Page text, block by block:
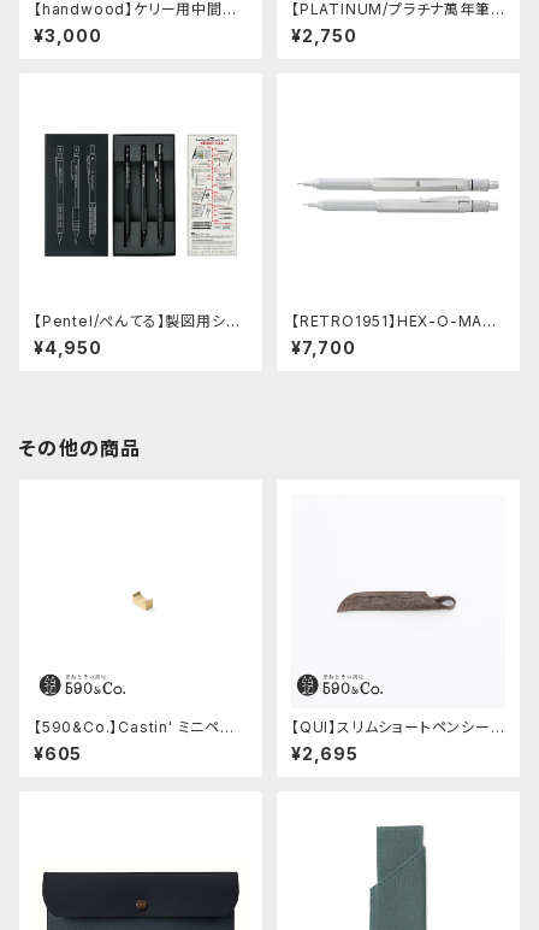
【handwood】ケリー用中間パ
ーツ/カスタムグリップ (縦溝/超
超ジュラルミン)
¥3,000
【PLATINUM/プラチナ萬年筆】
PRO-USE 241 シャープペンシ
ル (ブルー/0.5mm)
¥2,750
【Pentel/ぺんてる】製図用シャ
ープペンシル 60周年限定3本
セット
¥4,950
【RETRO1951】HEX-O-MATI
Cヘクソマティックシャープペン
シル (シルバー)
¥7,700
その他の商品
【590&Co.】Castin' ミニペン
枕 (S)
¥605
【QUI】スリムショートペンシー
ス・クードゥー (ストーン)
¥2,695